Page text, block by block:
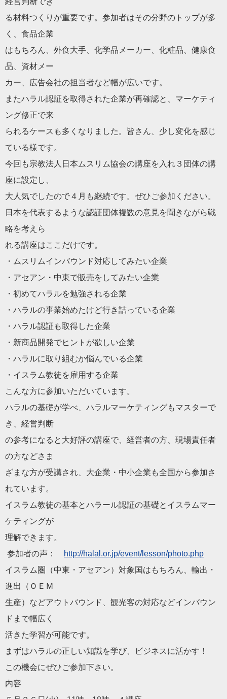
る材料つくりが重要です。参加者はその分野のトップが多
く、 食品企業
はもちろん、外食大手、化学品メーカー、化粧品、健康食
品、 資材メー
カー、広告会社の担当者など幅が広いです。
またハラル認証を取得された企業が再確認と、 マーケティ
ング修正で来
られるケースも多くなりました。皆さん、 少し変化を感じ
ている様です。
今回も宗教法人日本ムスリム協会の講座を入れ３団体の講
座に設定 し、
大人気でしたので４月も継続です。ぜひご参加く ださい。
日本を代表するような認証団体複数の意見を聞きながら戦
略を考え ら
れる講座はここ だけです。
・ムスリムインバウンド対応してみたい企業
・アセアン・中東で販売をしてみたい企業
・初めてハラルを勉強される企業
・ ハラルの事業始めたけど行き詰っている企業
・ ハラル認証も取得した企業
・新商品開発でヒントが欲しい企業
・ ハラルに取り組むか悩んでいる企業
・イスラム教徒を雇用する企業
こんな方に参加いただいています。
ハラルの基礎が学べ、 ハラルマーケティングもマスターで
き、 経営判断
の参考になると大好評の講座で、経営者の方、 現場責任者
の方などさま
ざまな方が受講され、大企業・ 中小企業も全国から参加さ
れています。
イスラム教徒の基本とハラール認証の基礎とイスラムマー
ケティングが
理解できます。
参加者の声：
http://halal .or.jp/event/lesson/photo.php
イスラム圏（中東・アセアン）対象国はもちろん、輸出・
進出（ ＯＥＭ
生産）などアウトバウンド、 観光客の対応などインバウン
ドまで幅広く
活きた学習が可能です。
まずはハラルの正しい知識を学び、ビジネスに活かす！
この機会にぜひご参加下さい。
内容